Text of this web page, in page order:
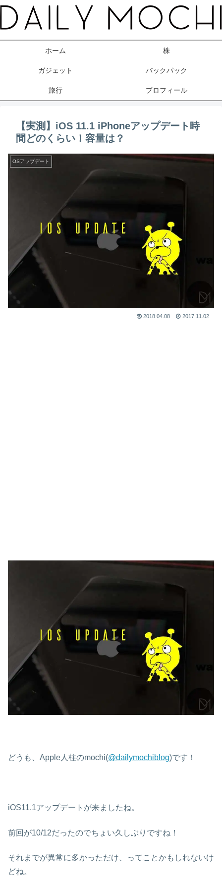
ホーム 株
ガジェット バックパック
旅行 プロフィール
【実測】iOS 11.1 iPhoneアップデート時
間どのくらい！容量は？
OSアップデート
2018.04.08 2017.11.02
どうも、Apple人柱のmochi(@dailymochiblog)です！
iOS11.1アップデートが来ましたね。
前回が10/12だったのでちょい久しぶりですね！
それまでが異常に多かっただけ、ってことかもしれないけ
どね。